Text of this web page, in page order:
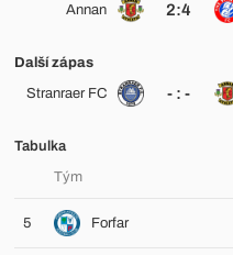
Annan
2:4
Další zápas
Stranraer FC
- : -
Tabulka
Tým
5 Forfar